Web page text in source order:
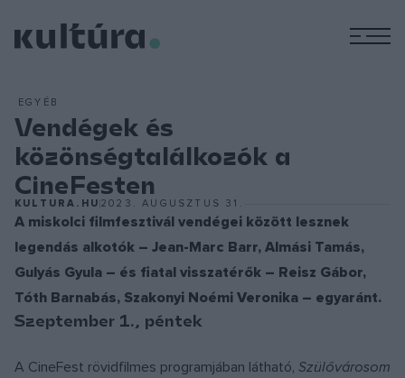
EGYÉB
Vendégek és
közönségtalálkozók a
CineFesten
KULTURA.HU 2023. AUGUSZTUS 31.
A miskolci filmfesztivál vendégei között lesznek
legendás alkotók – Jean-Marc Barr, Almási Tamás,
Gulyás Gyula – és fiatal visszatérők – Reisz Gábor,
Tóth Barnabás, Szakonyi Noémi Veronika – egyaránt.
Szeptember 1., péntek
A CineFest rövidfilmes programjában látható, Szülővárosom